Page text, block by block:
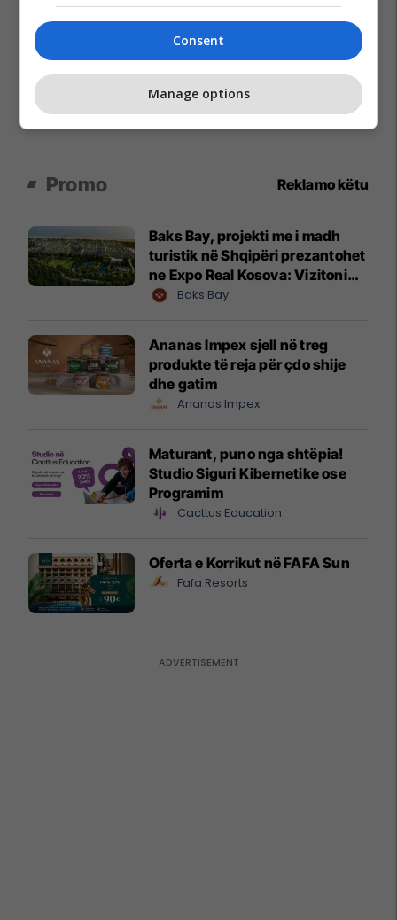
Promo Reklamo këtu
Baks Bay, projekti me i madh
turistik në Shqipëri prezantohet
ne Expo Real Kosova: Vizitoni
shtandin dhe zbuloni
Baks Bay
Ananas Impex sjell në treg
produkte të reja për çdo shije
dhe gatim
Ananas Impex
Maturant, puno nga shtëpia!
Studio Siguri Kibernetike ose
Programim
Cacttus Education
Oferta e Korrikut në FAFA Sun
Fafa Resorts
Consent
Manage options